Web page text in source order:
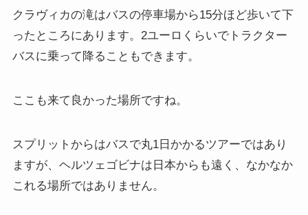
クラヴィカの滝はバスの停車場から15分ほど歩いて下
ったところにあります。2ユーロくらいでトラクター
バスに乗って降ることもできます。
ここも来て良かった場所ですね。
スプリットからはバスで丸1日かかるツアーではあり
ますが、ヘルツェゴビナは日本からも遠く、なかなか
これる場所ではありません。